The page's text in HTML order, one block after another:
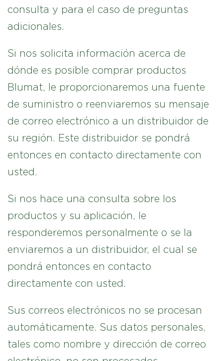
consulta y para el caso de preguntas
adicionales.
Si nos solicita información acerca de
dónde es posible comprar productos
Blumat, le proporcionaremos una fuente
de suministro o reenviaremos su mensaje
de correo electrónico a un distribuidor de
su región. Este distribuidor se pondrá
entonces en contacto directamente con
usted.
Si nos hace una consulta sobre los
productos y su aplicación, le
responderemos personalmente o se la
enviaremos a un distribuidor, el cual se
pondrá entonces en contacto
directamente con usted.
Sus correos electrónicos no se procesan
automáticamente. Sus datos personales,
tales como nombre y dirección de correo